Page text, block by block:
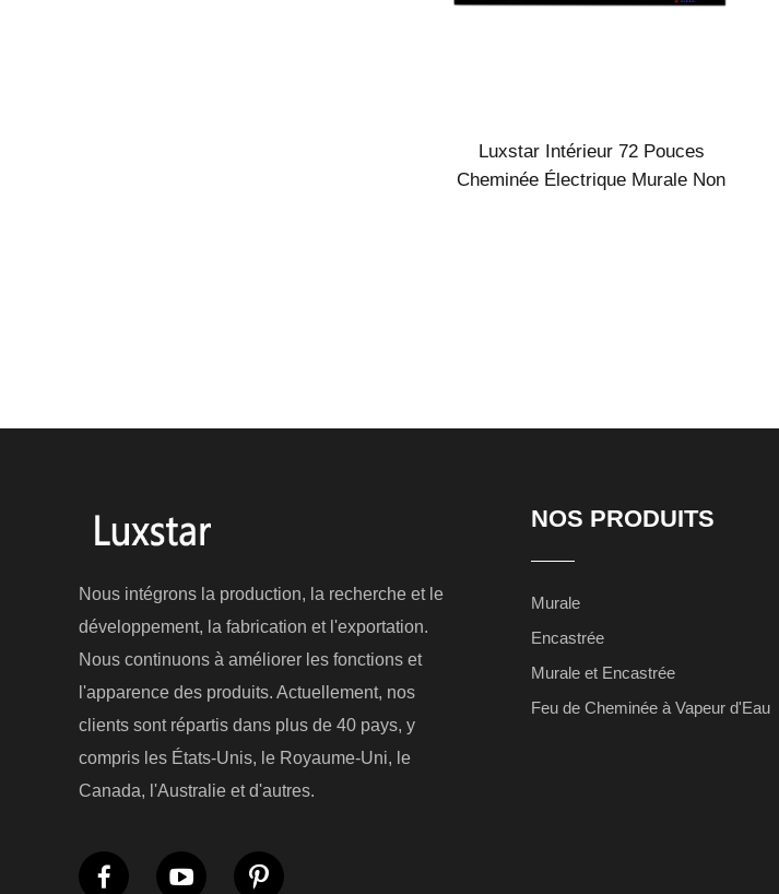
Luxstar Intérieur 72 Pouces
Cheminée Électrique Murale Non
Nous intégrons la production, la recherche et le
développement, la fabrication et l'exportation.
Nous continuons à améliorer les fonctions et
l'apparence des produits. Actuellement, nos
clients sont répartis dans plus de 40 pays, y
compris les États-Unis, le Royaume-Uni, le
Canada, l'Australie et d'autres.
NOS PRODUITS
Murale
Encastrée
Murale et Encastrée
Feu de Cheminée à Vapeur d'Eau